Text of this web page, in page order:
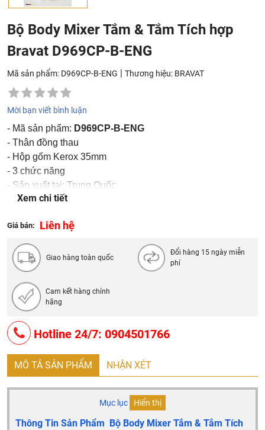
Bộ Body Mixer Tắm & Tắm Tích hợp
Bravat D969CP-B-ENG
Mã sản phẩm: D969CP-B-ENG | Thương hiệu: BRAVAT
Mời bạn viết bình luận
- Mã sản phẩm: D969CP-B-ENG
- Thân đồng thau
- Hộp gốm Kerox 35mm
- 3 chức năng
- Sản xuất tại: Trung Quốc
- Thương hiệu: Bravat
Xem chi tiết
Giá bán: Liên hệ
Giao hàng toàn quốc
Đổi hàng 15 ngày miễn
phí
Cam kết hàng chính
hãng
Hotline 24/7: 0904501766
MÔ TẢ SẢN PHẨM NHẬN XÉT
Mục lục Hiển thị
Thông Tin Sản Phẩm Bộ Body Mixer Tắm & Tắm Tích